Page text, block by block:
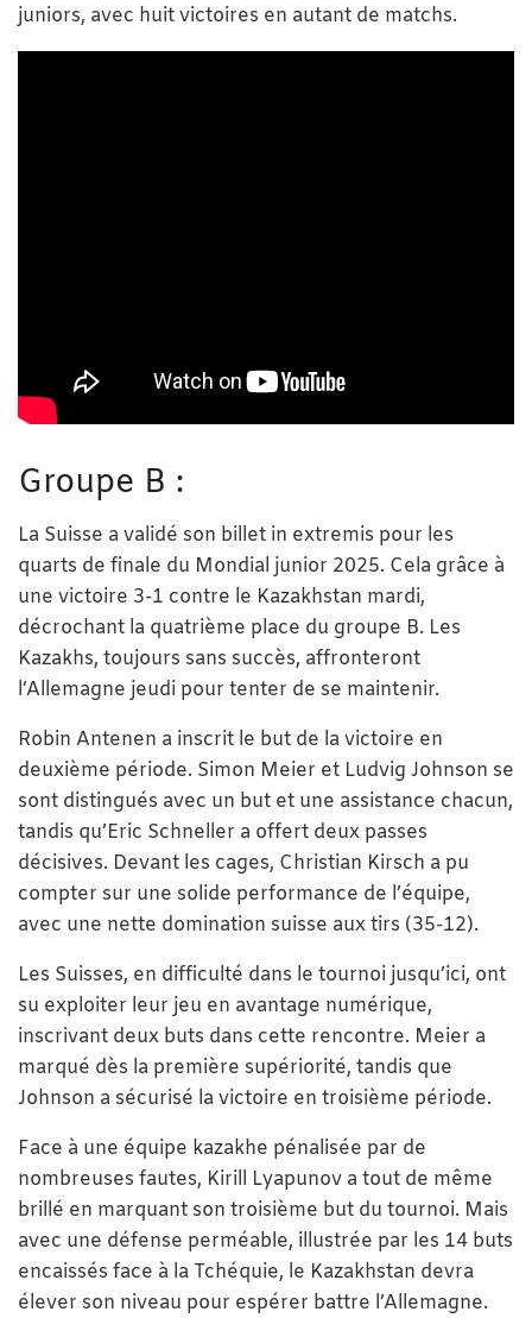
juniors, avec huit victoires en autant de matchs.
Groupe B :
La Suisse a validé son billet in extremis pour les
quarts de finale du Mondial junior 2025. Cela grâce à
une victoire 3-1 contre le Kazakhstan mardi,
décrochant la quatrième place du groupe B. Les
Kazakhs, toujours sans succès, affronteront
l’Allemagne jeudi pour tenter de se maintenir.
Robin Antenen a inscrit le but de la victoire en
deuxième période. Simon Meier et Ludvig Johnson se
sont distingués avec un but et une assistance chacun,
tandis qu’Eric Schneller a offert deux passes
décisives. Devant les cages, Christian Kirsch a pu
compter sur une solide performance de l’équipe,
avec une nette domination suisse aux tirs (35-12).
Les Suisses, en difficulté dans le tournoi jusqu’ici, ont
su exploiter leur jeu en avantage numérique,
inscrivant deux buts dans cette rencontre. Meier a
marqué dès la première supériorité, tandis que
Johnson a sécurisé la victoire en troisième période.
Face à une équipe kazakhe pénalisée par de
nombreuses fautes, Kirill Lyapunov a tout de même
brillé en marquant son troisième but du tournoi. Mais
avec une défense perméable, illustrée par les 14 buts
encaissés face à la Tchéquie, le Kazakhstan devra
élever son niveau pour espérer battre l’Allemagne.